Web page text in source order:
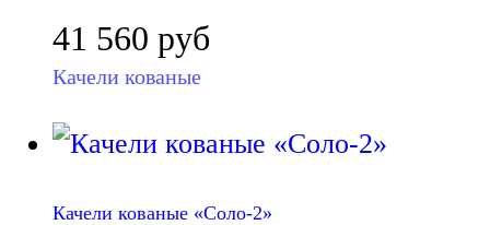
41 560 руб
Качели кованые
Качели кованые «Соло-2»